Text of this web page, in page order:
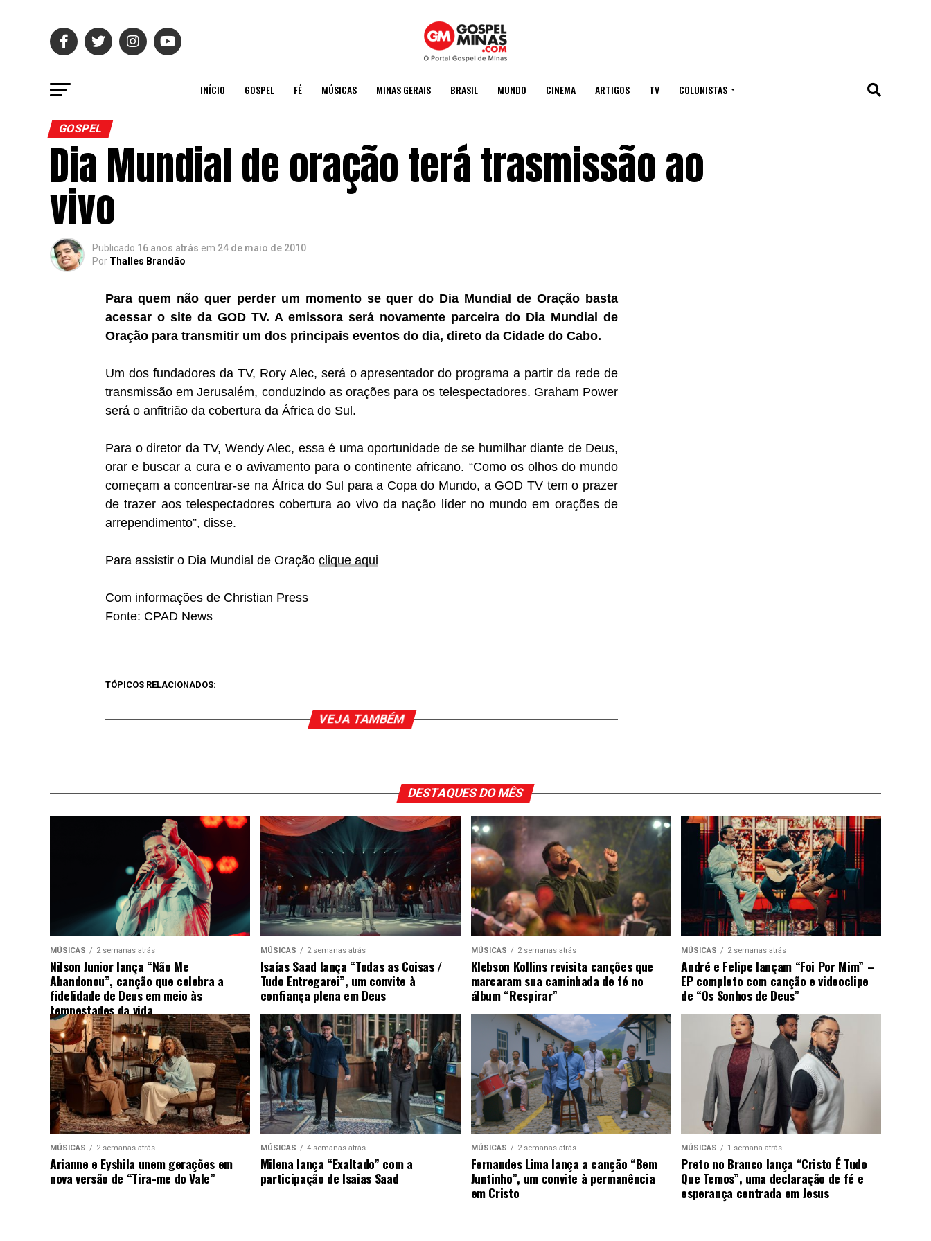
INÍCIO GOSPEL FÉ MÚSICAS MINAS GERAIS BRASIL MUNDO CINEMA ARTIGOS TV COLUNISTAS
GOSPEL
Dia Mundial de oração terá trasmissão ao
vivo
Publicado 16 anos atrás em 24 de maio de 2010
Por Thalles Brandão
Para quem não quer perder um momento se quer do Dia Mundial de Oração basta
acessar o site da GOD TV. A emissora será novamente parceira do Dia Mundial de
Oração para transmitir um dos principais eventos do dia, direto da Cidade do Cabo.
Um dos fundadores da TV, Rory Alec, será o apresentador do programa a partir da rede de
transmissão em Jerusalém, conduzindo as orações para os telespectadores. Graham Power
será o anfitrião da cobertura da África do Sul.
Para o diretor da TV, Wendy Alec, essa é uma oportunidade de se humilhar diante de Deus,
orar e buscar a cura e o avivamento para o continente africano. “Como os olhos do mundo
começam a concentrar-se na África do Sul para a Copa do Mundo, a GOD TV tem o prazer
de trazer aos telespectadores cobertura ao vivo da nação líder no mundo em orações de
arrependimento”, disse.
Para assistir o Dia Mundial de Oração clique aqui
Com informações de Christian Press
Fonte: CPAD News
TÓPICOS RELACIONADOS:
VEJA TAMBÉM
DESTAQUES DO MÊS
MÚSICAS 2 semanas atrás
Nilson Junior lança “Não Me
Abandonou”, canção que celebra a
fidelidade de Deus em meio às
tempestades da vida
MÚSICAS 2 semanas atrás
Isaías Saad lança “Todas as Coisas /
Tudo Entregarei”, um convite à
confiança plena em Deus
MÚSICAS 2 semanas atrás
Klebson Kollins revisita canções que
marcaram sua caminhada de fé no
álbum “Respirar”
MÚSICAS 2 semanas atrás
André e Felipe lançam “Foi Por Mim” –
EP completo com canção e videoclipe
de “Os Sonhos de Deus”
MÚSICAS 2 semanas atrás
Arianne e Eyshila unem gerações em
nova versão de “Tira-me do Vale”
MÚSICAS 4 semanas atrás
Milena lança “Exaltado” com a
participação de Isaias Saad
MÚSICAS 2 semanas atrás
Fernandes Lima lança a canção “Bem
Juntinho”, um convite à permanência
em Cristo
MÚSICAS 1 semana atrás
Preto no Branco lança “Cristo É Tudo
Que Temos”, uma declaração de fé e
esperança centrada em Jesus